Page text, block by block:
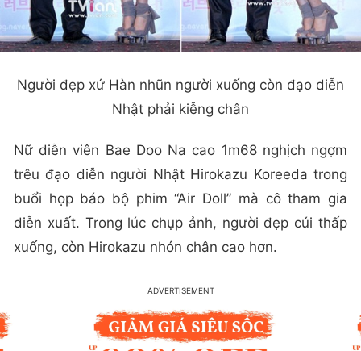
Người đẹp xứ Hàn nhũn người xuống còn đạo diễn
Nhật phải kiễng chân
Nữ diễn viên Bae Doo Na cao 1m68 nghịch ngợm
trêu đạo diễn người Nhật Hirokazu Koreeda trong
buổi họp báo bộ phim “Air Doll” mà cô tham gia
diễn xuất. Trong lúc chụp ảnh, người đẹp cúi thấp
xuống, còn Hirokazu nhón chân cao hơn.